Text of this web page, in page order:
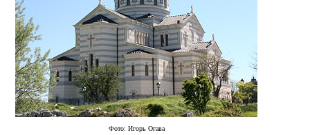
Фото: Игорь Огава